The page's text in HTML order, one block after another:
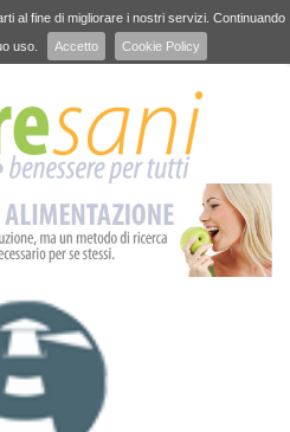
al fine di migliorare i nostri servizi. Continuando
uso.
Accetto Cookie Policy